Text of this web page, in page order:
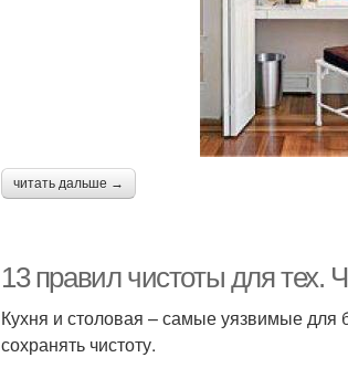
читать дальше →
13 правил чистоты для тех.
Кухня и столовая – самые уязвимые для
сохранять чистоту.